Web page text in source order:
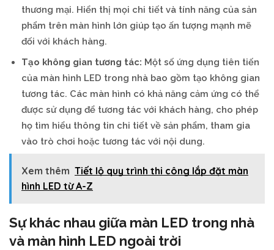
thương mại. Hiển thị mọi chi tiết và tính năng của sản
phẩm trên màn hình lớn giúp tạo ấn tượng mạnh mẽ
đối với khách hàng.
Tạo không gian tương tác: Một số ứng dụng tiên tiến
của màn hình LED trong nhà bao gồm tạo không gian
tương tác. Các màn hình có khả năng cảm ứng có thể
được sử dụng để tương tác với khách hàng, cho phép
họ tìm hiểu thông tin chi tiết về sản phẩm, tham gia
vào trò chơi hoặc tương tác với nội dung.
Xem thêm Tiết lộ quy trình thi công lắp đặt màn
hình LED từ A-Z
Sự khác nhau giữa màn LED trong nhà
và màn hình LED ngoài trời